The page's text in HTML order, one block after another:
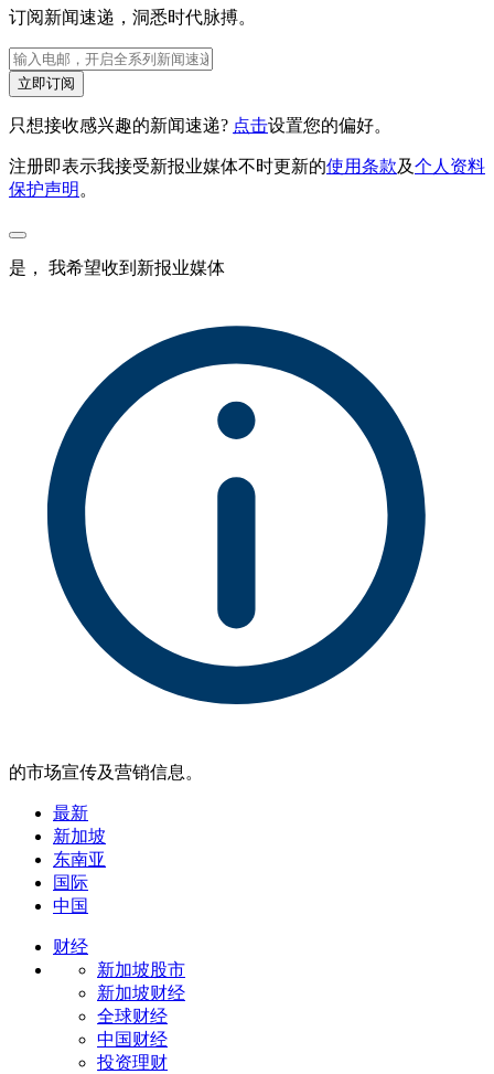
订阅新闻速递，洞悉时代脉搏。
立即订阅
只想接收感兴趣的新闻速递? 点击设置您的偏好。
注册即表示我接受新报业媒体不时更新的使用条款及个人资料
保护声明 。
是， 我希望收到新报业媒体
的市场宣传及营销信息。
最新
新加坡
东南亚
国际
中国
财经
新加坡股市
新加坡财经
全球财经
中国财经
投资理财